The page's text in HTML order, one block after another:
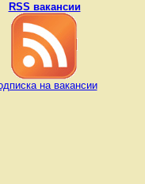
RSS вакансии
на вакансии